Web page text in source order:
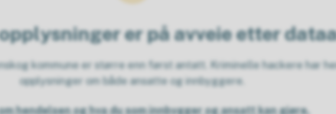
er på avveie etter
kommune er større enn først antatt. Kriminelle hackere har
opplysninger om både ansatte og innbyggere.
hendelsen og hva du som innbygger og ansatt kan gjøre.